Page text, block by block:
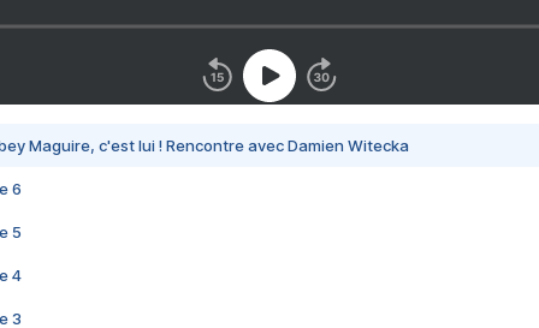
Maguire, c'est lui ! Rencontre avec Damien Witecka
6
5
4
3